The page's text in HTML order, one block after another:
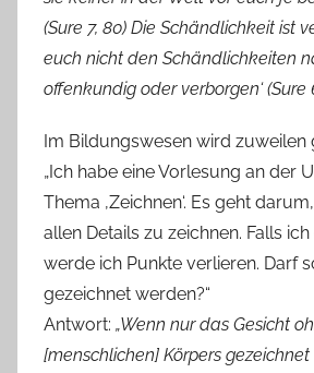
(Sure 7, 80) Die Schändlichkeit ist
euch nicht den Schändlichkeiten
offenkundig oder verborgen‘ (Sure
Im Bildungswesen wird zuweilen
„Ich habe eine Vorlesung an der
Thema ‚Zeichnen‘. Es geht
allen Details zu zeichnen. Falls
werde ich Punkte verlieren. Darf
gezeichnet werden?“
Antwort: „Wenn nur das Gesicht
[menschlichen] Körpers